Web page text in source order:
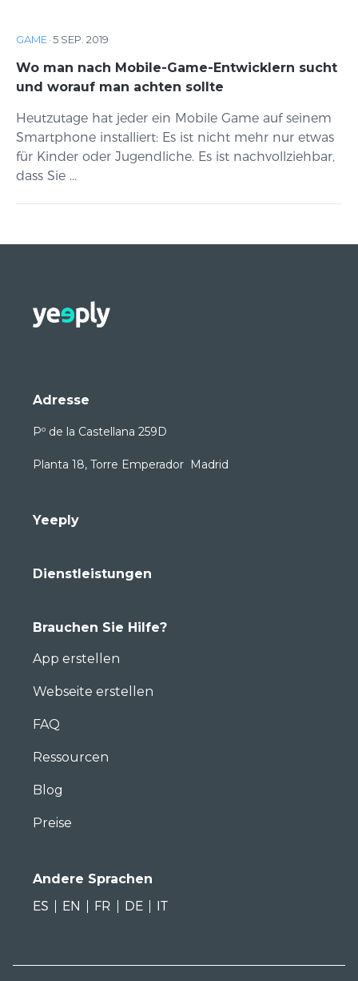
GAME·5 SEP. 2019
Wo man nach Mobile-Game-Entwicklern sucht
und worauf man achten sollte
Heutzutage hat jeder ein Mobile Game auf seinem
Smartphone installiert: Es ist nicht mehr nur etwas
für Kinder oder Jugendliche. Es ist nachvollziehbar,
dass Sie ...
Adresse
Pº de la Castellana 259D
Planta 18, Torre Emperador Madrid
Yeeply
Dienstleistungen
Brauchen Sie Hilfe?
App erstellen
Webseite erstellen
FAQ
Ressourcen
Blog
Preise
Andere Sprachen
ES
EN FR DE IT